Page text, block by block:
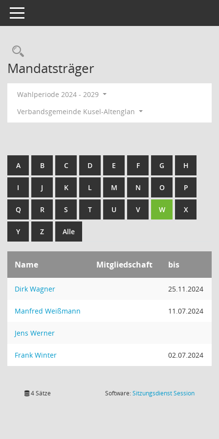
Toggle navigation
Rechercheauswahl
Mandatsträger
Wahlperiode 2024 - 2029
Verbandsgemeinde Kusel-Altenglan
A B C D E F G H
I J K L M N O P
Q R S T U V W X
Y Z Alle
Name Mitgliedschaft bis
Dirk Wagner 25.11.2024
Manfred Weißmann 11.07.2024
Jens Werner
Frank Winter 02.07.2024
4 Sätze Software:SitzungsdienstSession(Wird in